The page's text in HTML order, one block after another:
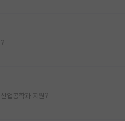
업공학과 지원?